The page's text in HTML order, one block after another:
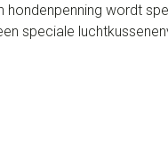
hondenpenning wordt
speciale